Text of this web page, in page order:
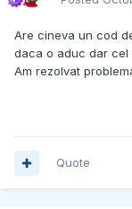
Are cineva un cod
daca o aduc dar cel
Am rezolvat
Quote